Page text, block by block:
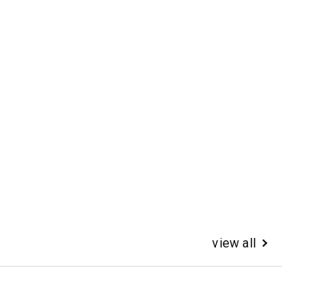
view all